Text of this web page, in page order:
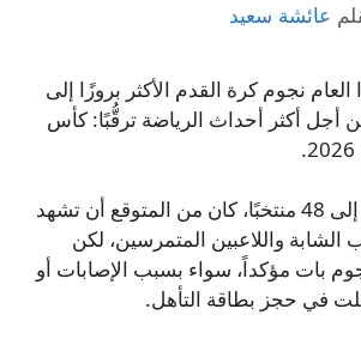
عائشة سعيد
نجوم كرة القدم الأكثر بروزًا إلى
أجل أكثر أحداث الرياضة ترقُّبًا: كأس
مع توسُّع البطولة إلى 48 منتخبًا، كان من المتوقع أن تشهد
واللاعبين المتمرسين، لكن
بات مؤكداً، سواء بسبب الإصابات أو
في حجز بطاقة التأهل.